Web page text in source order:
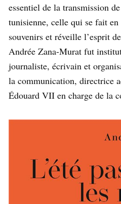
essentiel de la transmission
tunisienne, celle qui se fait
souvenirs et réveille l’esprit
Andrée Zana-Murat fut
journaliste, écrivain et
la communication, directrice
Édouard VII en charge de la